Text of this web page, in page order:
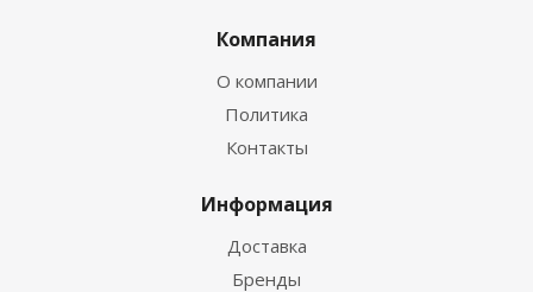
Компания
О компании
Политика
Контакты
Информация
Доставка
Бренды